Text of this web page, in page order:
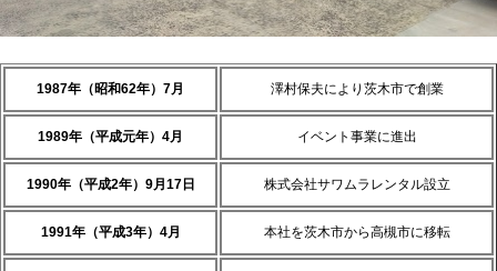
1987年（昭和62年）7月 澤村保夫により茨木市で創業
1989年（平成元年）4月 イベント事業に進出
1990年（平成2年）9月17日 株式会社サワムラレンタル設立
1991年（平成3年）4月 本社を茨木市から高槻市に移転